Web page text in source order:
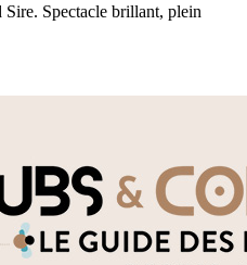
Spectacle brillant, plein